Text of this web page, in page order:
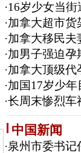
·16岁少女当
·加拿大超市货
·加拿大移民夫
·加男子强迫孕
·加拿大顶级代
·加国17岁少
·长周末惨烈车
中国新闻
·泉州市委书记